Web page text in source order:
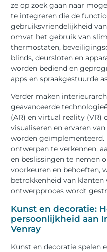
ze op zoek gaan naar
te integreren die de
gebruiksvriendelijkheid
omvat het gebruik van
thermostaten,
blinds, deursloten en
worden bediend en
apps en spraakgestuurde
Verder maken
geavanceerde
(AR) en virtual reality
visualiseren en ervaren
worden
ontwerpen te verkennen,
en beslissingen te nemen
voorkeuren en behoeften,
betrokkenheid van
ontwerpproces wordt
Kunst en decoratie:
persoonlijkheid aan
Venray
Kunst en decoratie spelen